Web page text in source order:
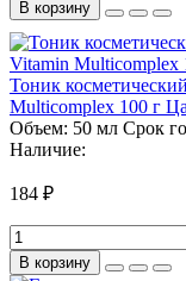
В корзину
Тоник
Multicomplex 100 г
Объем: 50 мл Срок
Наличие:
184 ₽
В корзину